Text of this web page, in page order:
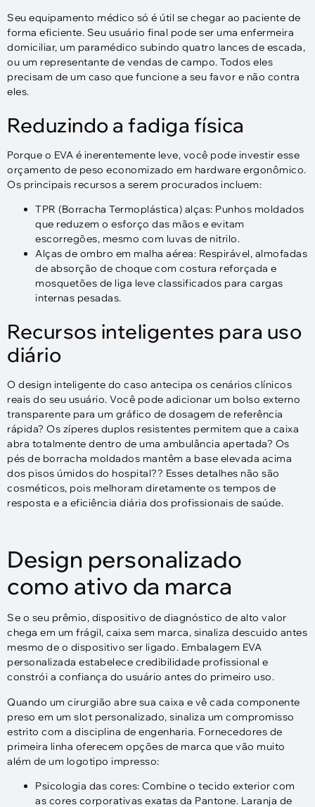
Seu equipamento médico só é útil se chegar ao paciente de
forma eficiente. Seu usuário final pode ser uma enfermeira
domiciliar, um paramédico subindo quatro lances de escada,
ou um representante de vendas de campo. Todos eles
precisam de um caso que funcione a seu favor e não contra
eles.
Reduzindo a fadiga física
Porque o EVA é inerentemente leve, você pode investir esse
orçamento de peso economizado em hardware ergonômico.
Os principais recursos a serem procurados incluem:
TPR (Borracha Termoplástica) alças: Punhos moldados
que reduzem o esforço das mãos e evitam
escorregões, mesmo com luvas de nitrilo.​
Alças de ombro em malha aérea: Respirável, almofadas
de absorção de choque com costura reforçada e
mosquetões de liga leve classificados para cargas
internas pesadas.
Recursos inteligentes para uso
diário
O design inteligente do caso antecipa os cenários clínicos
reais do seu usuário. Você pode adicionar um bolso externo
transparente para um gráfico de dosagem de referência
rápida? Os zíperes duplos resistentes permitem que a caixa
abra totalmente dentro de uma ambulância apertada? Os
pés de borracha moldados mantêm a base elevada acima
dos pisos úmidos do hospital?? Esses detalhes não são
cosméticos, pois melhoram diretamente os tempos de
resposta e a eficiência diária dos profissionais de saúde.
Design personalizado
como ativo da marca
Se o seu prêmio, dispositivo de diagnóstico de alto valor
chega em um frágil, caixa sem marca, sinaliza descuido antes
mesmo de o dispositivo ser ligado. Embalagem EVA
personalizada estabelece credibilidade profissional e
constrói a confiança do usuário antes do primeiro uso.
Quando um cirurgião abre sua caixa e vê cada componente
preso em um slot personalizado, sinaliza um compromisso
estrito com a disciplina de engenharia. Fornecedores de
primeira linha oferecem opções de marca que vão muito
além de um logotipo impresso:​
Psicologia das cores: Combine o tecido exterior com
as cores corporativas exatas da Pantone. Laranja de